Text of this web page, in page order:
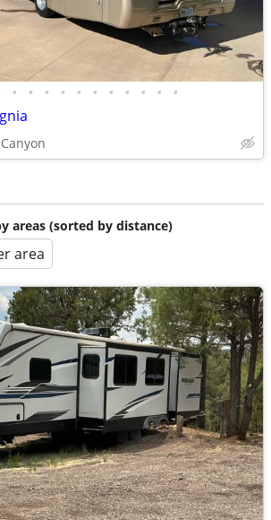
• • • • • • • • • • •
Canyon
areas (sorted by distance)
area